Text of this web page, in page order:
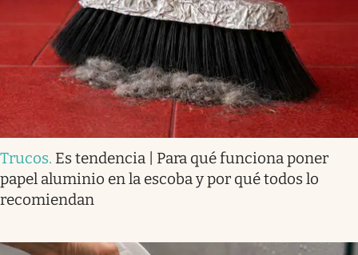
Trucos. Es tendencia | Para qué funciona poner
papel aluminio en la escoba y por qué todos lo
recomiendan